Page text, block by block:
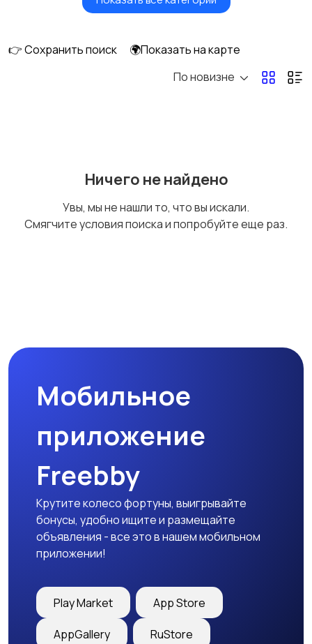
Водный транспорт Автобусы и грузовики
Спецтехника
👉 Сохранить поиск
🌍Показать на карте
По новизне
Ничего не найдено
Увы, мы не нашли то, что вы искали.
Смягчите условия поиска и попробуйте еще раз.
Мобильное
приложение
Freebby
Крутите колесо фортуны, выигрывайте
бонусы, удобно ищите и размещайте
объявления - все это в нашем мобильном
приложении!
Play Market App Store
AppGallery RuStore